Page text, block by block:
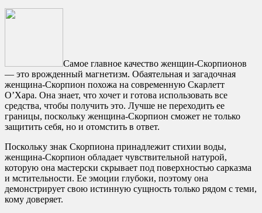
Самое главное качество женщин-Скорпионов
— это врожденный магнетизм. Обаятельная и загадочная
женщина-Скорпион похожа на современную Скарлетт
О’Хара. Она знает, что хочет и готова использовать все
средства, чтобы получить это. Лучше не переходить ее
границы, поскольку женщина-Скорпион сможет не только
защитить себя, но и отомстить в ответ.
Поскольку знак Скорпиона принадлежит стихии воды,
женщина-Скорпион обладает чувствительной натурой,
которую она мастерски скрывает под поверхностью сарказма
и мстительности. Ее эмоции глубоки, поэтому она
демонстрирует свою истинную сущность только рядом с теми,
кому доверяет.